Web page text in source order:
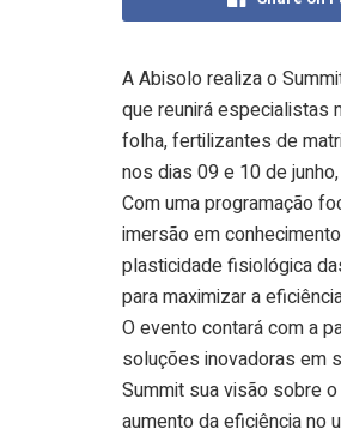
A Abisolo realiza o
que reunirá especialistas
folha, fertilizantes de
nos dias 09 e 10 de
Com uma programação
imersão em
plasticidade fisiológica
para maximizar a
O evento contará com a
soluções inovadoras em
Summit sua visão sobre
aumento da eficiência no